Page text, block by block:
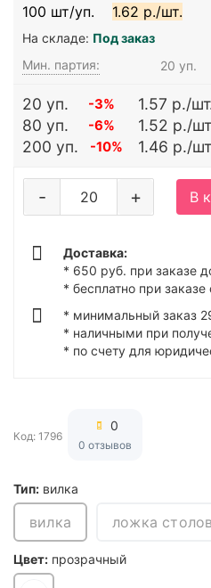
Тип: вилка
вилка ложка
Цвет: прозрачный
100 шт/уп. 1.62 р./шт.
На складе: Под заказ
Мин. партия:
20 уп.
20 уп. -3%
1.57 р./
80 уп.
-6%
1.52 р./
200 уп.
-10% 1.46 р./
+
- В
Доставка:
* 650 руб. при заказе
* бесплатно при
* минимальный заказ
* наличными при
* по счету для
Код: 1796
0
0 отзывов